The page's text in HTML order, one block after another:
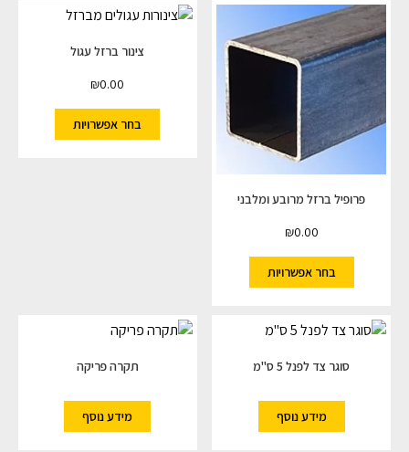
פרופיל ברזל מרובע ומלבני
₪0.00
בחר אפשרויות
צינור ברזל עגול
₪0.00
בחר אפשרויות
סוגר צד לפנל 5 ס"מ
מידע נוסף
תקרה פריקה
מידע נוסף